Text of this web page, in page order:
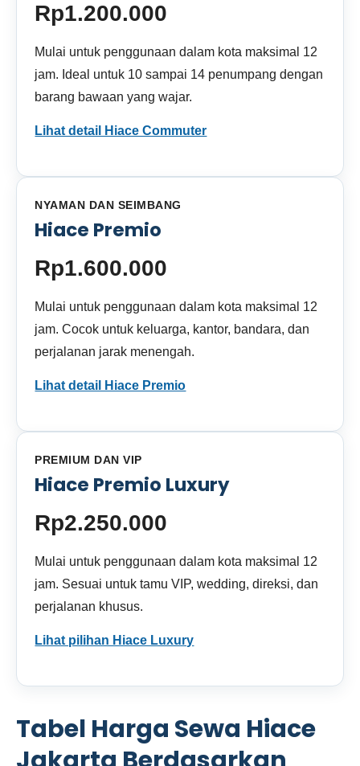
Rp1.200.000
Mulai untuk penggunaan dalam kota maksimal 12
jam. Ideal untuk 10 sampai 14 penumpang dengan
barang bawaan yang wajar.
Lihat detail Hiace Commuter
NYAMAN DAN SEIMBANG
Hiace Premio
Rp1.600.000
Mulai untuk penggunaan dalam kota maksimal 12
jam. Cocok untuk keluarga, kantor, bandara, dan
perjalanan jarak menengah.
Lihat detail Hiace Premio
PREMIUM DAN VIP
Hiace Premio Luxury
Rp2.250.000
Mulai untuk penggunaan dalam kota maksimal 12
jam. Sesuai untuk tamu VIP, wedding, direksi, dan
perjalanan khusus.
Lihat pilihan Hiace Luxury
Tabel Harga Sewa Hiace